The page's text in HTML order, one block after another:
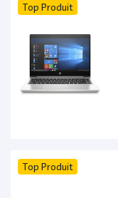
Top Produit
Top Produit